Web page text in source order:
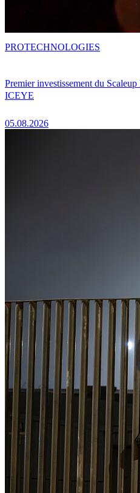
Premier investissement du
ICEYE
05.08.2026
PROTECHNOLOGIES